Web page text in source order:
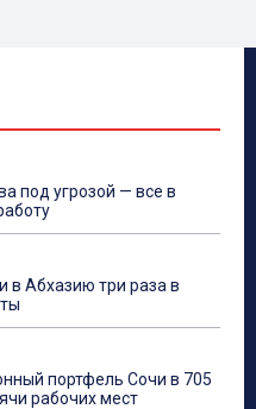
под угрозой — все в
в Абхазию три раза в
портфель Сочи в 705
рабочих мест